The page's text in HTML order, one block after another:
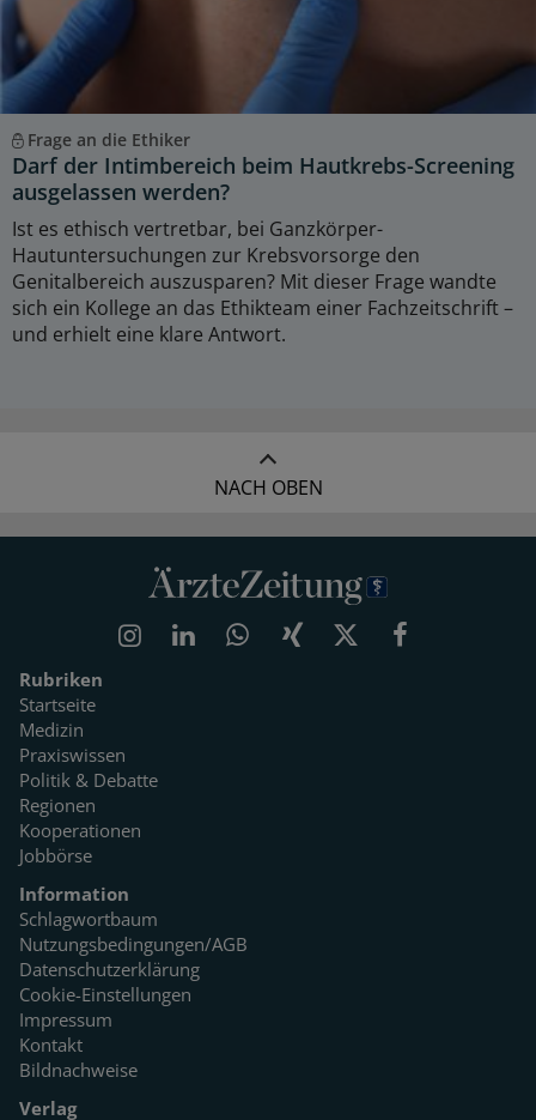
Frage an die Ethiker
Darf der Intimbereich beim Hautkrebs-Screening
ausgelassen werden?
Ist es ethisch vertretbar, bei Ganzkörper-
Hautuntersuchungen zur Krebsvorsorge den
Genitalbereich auszusparen? Mit dieser Frage wandte
sich ein Kollege an das Ethikteam einer Fachzeitschrift –
und erhielt eine klare Antwort.
NACH OBEN
Rubriken
Startseite
Medizin
Praxiswissen
Politik & Debatte
Regionen
Kooperationen
Jobbörse
Information
Schlagwortbaum
Nutzungsbedingungen/AGB
Datenschutzerklärung
Cookie-Einstellungen
Impressum
Kontakt
Bildnachweise
Verlag